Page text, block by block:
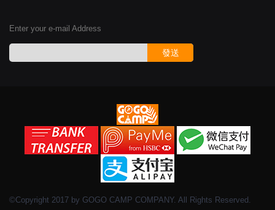
Enter your e-mail Address
發送
©Copyright 2017 by GOGO CAMP COMPANY. All Rights Reserved.